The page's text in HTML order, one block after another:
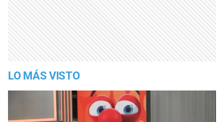
LO MÁS VISTO